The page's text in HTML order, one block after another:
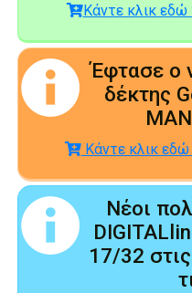
Κάντε κλικ εδώ
Έφτασε ο
δέκτης
Κάντε κλικ εδώ
Νέοι
17/32